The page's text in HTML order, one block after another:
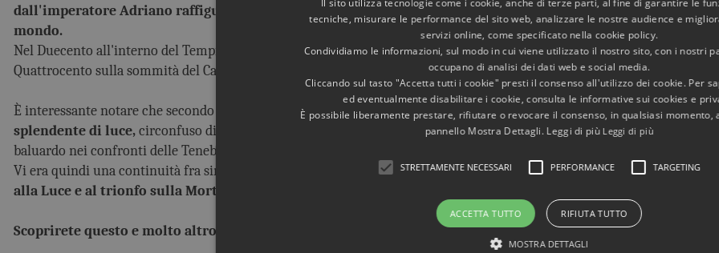
dall'imperatore Adriano raffigurato come Sol Invictus (il dio Sole che vinceva le tenebre), che guidava i
mondo.
Nel Duecento all'interno del Tempio fu creata
la cappella Sancti Angeli usque ad coelo,per ricordare l’apparizione e
Quattrocento sulla sommità del Castello fu sistemata
una statua dell'Arcangelo.
È interessante notare che secondo la tradizion
e l’Arcangelo Michele era l’Arcangelo solare per eccellenza:
splendente di luce,circonfuso di vittoria, il protettore dalle insidie che provengono dalle forze oscure, roccaforte della
baluardo nei confronti delle Tenebre».
Vi era quindi una continuità fra simboli religiosi pagani e cristiani: l’Imperatore e l’Arcangelo sono entrambi legati
alla Luce e al trionfo sulla Morte e sulle Tenebre, entrambi raffigurati come guerrieri e invincibili.
Scoprirete questo e molto altro sull'affascinante e millenaria storia del Castello nel nostro libro
Il sito utilizza tecnologie come i cookie, anche di terze parti, al fine di garantire le
tecniche, misurare le performance del sito web, analizzare le nostre audience e
servizi online, come specificato nella cookie policy.
Condividiamo le informazioni, sul modo in cui viene utilizzato il nostro sito, con i nostri
occupano di analisi dei dati web e social media.
Cliccando sul tasto "Accetta tutti i cookie" presti il consenso all'utilizzo dei cookie. Per
ed eventualmente disabilitare i cookie, consulta le informative sui cookies e
È possibile liberamente prestare, rifiutare o revocare il consenso, in qualsiasi momento,
pannello Mostra Dettagli. Leggi di piùLeggi di più
STRETTAMENTE NECESSARI PERFORMANCE TARGETING
ACCETTA TUTTO RIFIUTA TUTTO
MOSTRA DETTAGLI